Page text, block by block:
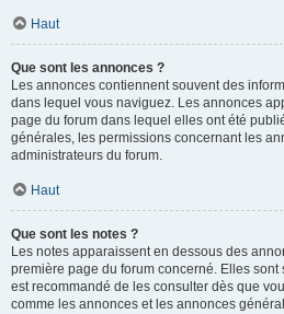
Haut
Que sont les annonces ?
Les annonces contiennent souvent des
dans lequel vous naviguez. Les annonces
page du forum dans lequel elles ont été
générales, les permissions concernant les
administrateurs du forum.
Haut
Que sont les notes ?
Les notes apparaissent en dessous des
première page du forum concerné. Elles sont
est recommandé de les consulter dès que
comme les annonces et les annonces